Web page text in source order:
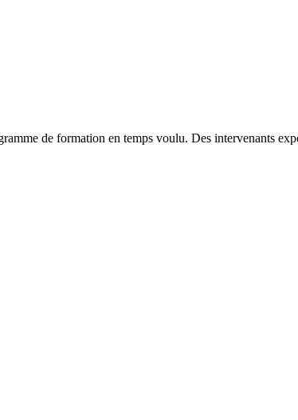
de formation en temps voulu. Des intervenants